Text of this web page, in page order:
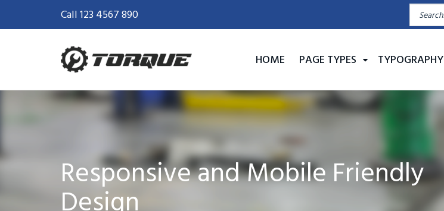
Call 123 4567 890
HOME PAGE TYPES TYPOGRAPHY
Responsive and Mobile Friendly